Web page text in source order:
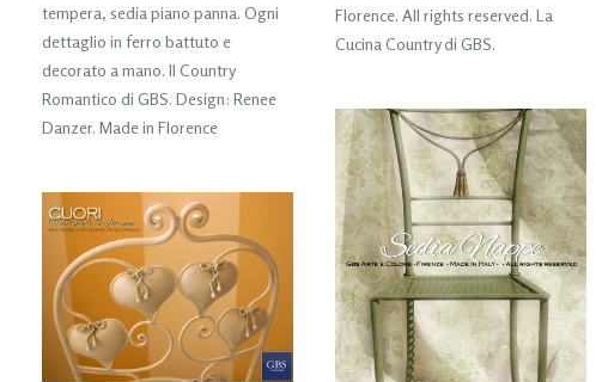
Florence. All rights reserved. La
Cucina Country di GBS.
tempera, sedia piano panna. Ogni
dettaglio in ferro battuto e
decorato a mano. Il Country
Romantico di GBS. Design: Renee
Danzer. Made in Florence